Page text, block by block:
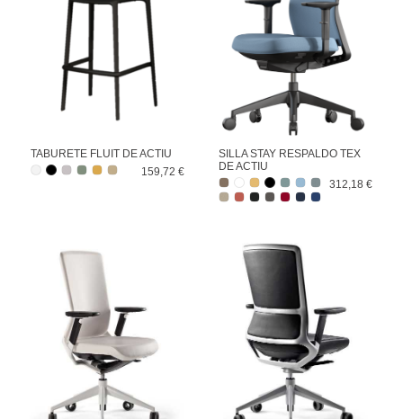
TABURETE FLUIT DE ACTIU
159,72 €
SILLA STAY RESPALDO TEX
DE ACTIU
312,18 €